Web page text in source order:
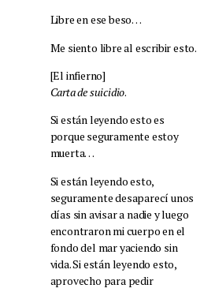
Libre en ese beso…
Me siento libre al escribir esto.
[El infierno]
Carta de suicidio.
Si están leyendo esto es
porque seguramente estoy
muerta…
Si están leyendo esto,
seguramente desaparecí unos
días sin avisar a nadie y luego
encontraron mi cuerpo en el
fondo del mar yaciendo sin
vida. Si están leyendo esto,
aprovecho para pedir